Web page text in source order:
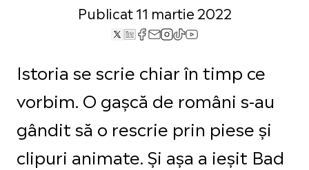
Publicat 11 martie 2022
Istoria se scrie chiar în timp ce
vorbim. O gașcă de români s-au
gândit să o rescrie prin piese și
clipuri animate. Și așa a ieșit Bad